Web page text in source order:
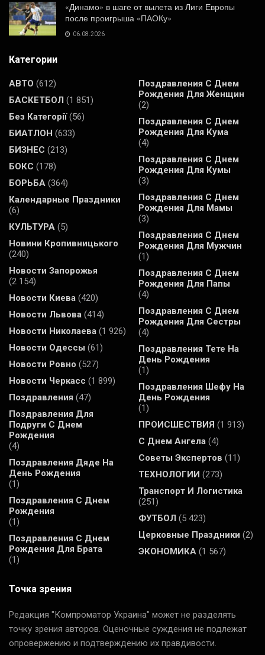
«Динамо» в шаге от вылета из Лиги Европы
после проигрыша «ПАОКу»
06.08.2026
Категории
АВТО (612)
БАСКЕТБОЛ (1 851)
Без Категорії(56)
БИАТЛОН (633)
БИЗНЕС (213)
БОКС (178)
БОРЬБА (364)
Календарные Праздники
(6)
КУЛЬТУРА (5)
Новини Кропивницького
(240)
Новости Запорожья
(2 154)
Новости Киева (420)
Новости Львова (414)
Новости Николаева (1 926)
Новости Одессы (61)
Новости Ровно (527)
Новости Черкасс (1 899)
Поздравления (47)
Поздравления Для
Подруги С Днем
Рождения
(4)
Поздравления Дяде На
День Рождения
(1)
Поздравления С Днем
Рождения
(1)
Поздравления С Днем
Рождения Для Брата
(1)
Поздравления С Днем
Рождения Для Женщин
(2)
Поздравления С Днем
Рождения Для Кума
(4)
Поздравления С Днем
Рождения Для Кумы
(3)
Поздравления С Днем
Рождения Для Мамы
(3)
Поздравления С Днем
Рождения Для Мужчин
(1)
Поздравления С Днем
Рождения Для Папы
(4)
Поздравления С Днем
Рождения Для Сестры
(4)
Поздравления Тете На
День Рождения
(1)
Поздравления Шефу На
День Рождения
(1)
ПРОИСШЕСТВИЯ (1 913)
С Днем Ангела (4)
Советы Экспертов (11)
ТЕХНОЛОГИИ (273)
Транспорт И Логистика
(251)
ФУТБОЛ (5 423)
Церковные Праздники (2)
ЭКОНОМИКА (1 567)
Точка зрения
Редакция "Компроматор Украина" может не разделять
точку зрения авторов. Оценочные суждения не подлежат
опровержению и подтверждению их правдивости.